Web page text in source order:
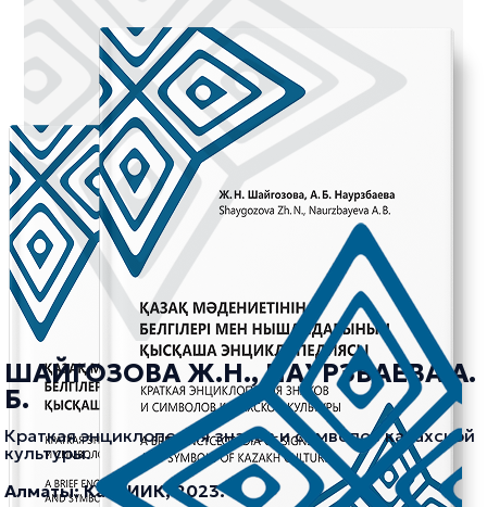
ШАЙГОЗОВА Ж.Н., НАУРЗБАЕВА А.
Б.
Краткая энциклопедия знаков и символов казахской
культуры.
Алматы: КазНИИК, 2023.